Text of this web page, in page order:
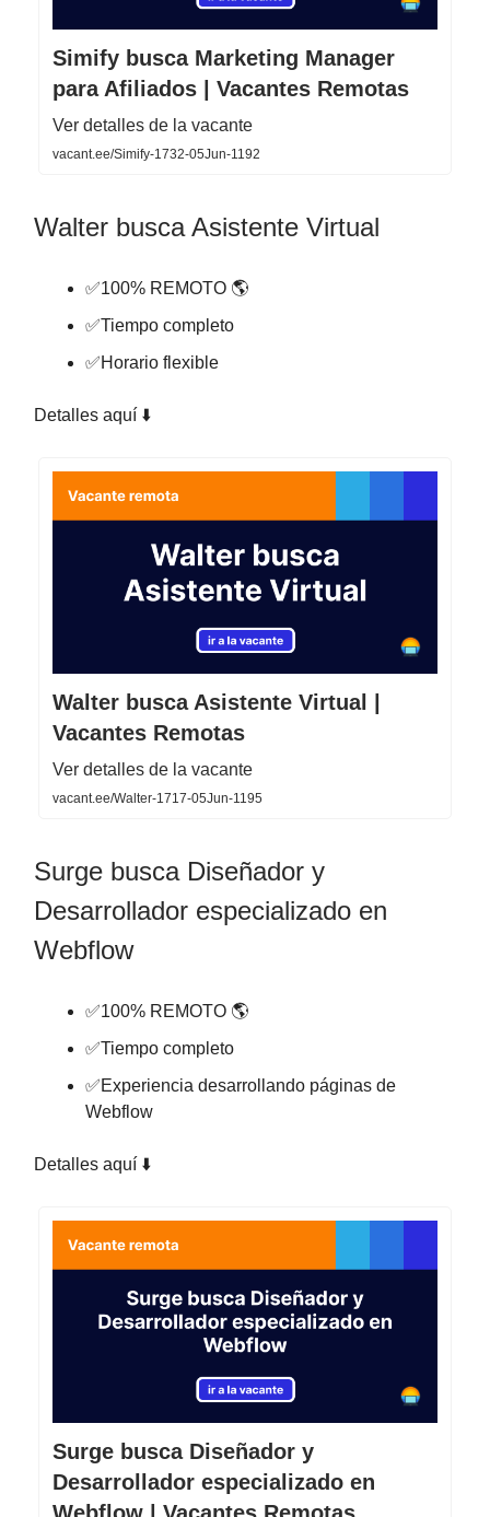
Simify busca Marketing Manager
para Afiliados | Vacantes Remotas
Ver detalles de la vacante
vacant.ee/Simify-1732-05Jun-1192
Walter busca Asistente Virtual
✅100% REMOTO 🌎
✅Tiempo completo
✅Horario flexible
Detalles aquí ⬇️
Walter busca Asistente Virtual |
Vacantes Remotas
Ver detalles de la vacante
vacant.ee/Walter-1717-05Jun-1195
Surge busca Diseñador y
Desarrollador especializado en
Webflow
✅100% REMOTO 🌎
✅Tiempo completo
✅Experiencia desarrollando páginas de
Webflow
Detalles aquí ⬇️
Surge busca Diseñador y
Desarrollador especializado en